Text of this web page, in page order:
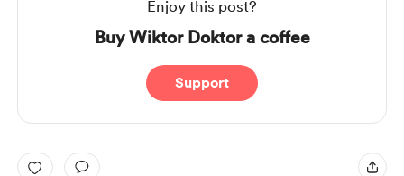
Enjoy this post?
Buy Wiktor Doktor a coffee
Support